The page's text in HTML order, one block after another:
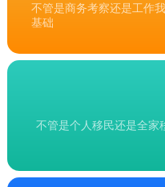
不管是商务考察还是工作
基础
不管是个人移民还是全家